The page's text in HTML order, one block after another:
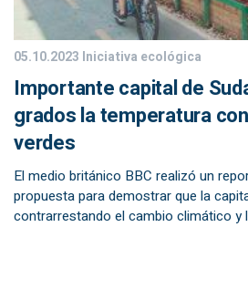
05.10.2023 Iniciativa ecológica
Importante capital de
grados la temperatura
verdes
El medio británico BBC realizó un
propuesta para demostrar que la
contrarrestando el cambio climático y